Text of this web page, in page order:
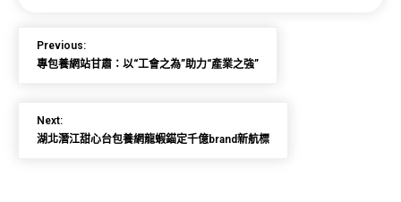
Previous:
專包養網站甘肅：以“工會之為”助力“產業之強”
Next:
湖北潛江甜心台包養網龍蝦錨定千億brand新航標